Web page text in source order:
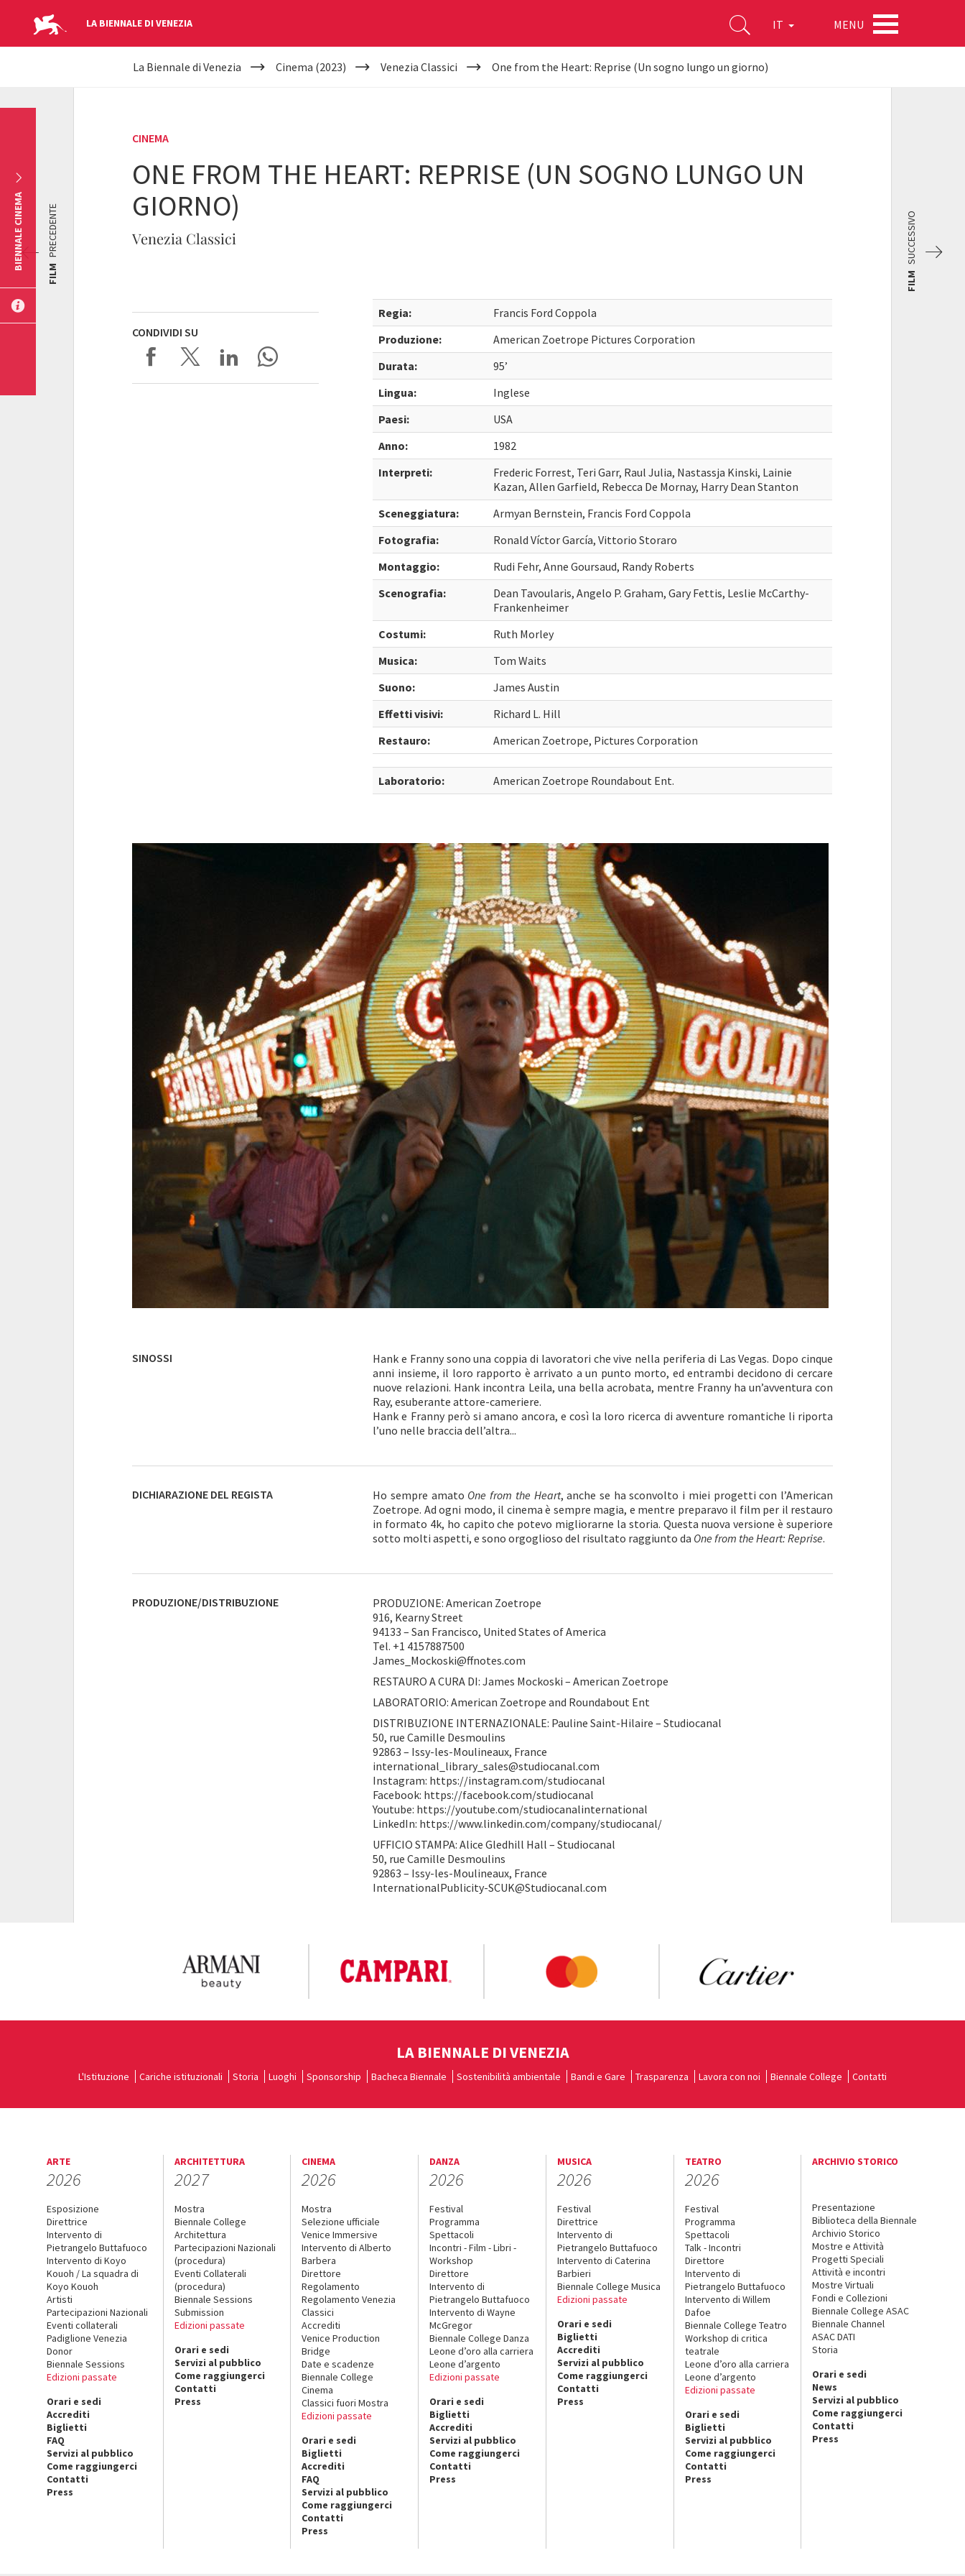
LA BIENNALE DI VENEZIA IT MENU
YOUR
La Biennale di Venezia Cinema (2023) Venezia Classici One from the Heart: Reprise (Un sogno lungo un giorno)
CINEMA
ONE FROM THE HEART: REPRISE (UN SOGNO LUNGO UN
GIORNO)
Venezia Classici
CONDIVIDI SU
Regia:
Francis Ford Coppola
Produzione:
American Zoetrope Pictures Corporation
Durata:
95’
Lingua:
Inglese
Paesi:
USA
Anno:
1982
Interpreti:
Frederic Forrest, Teri Garr, Raul Julia, Nastassja Kinski, Lainie
Kazan, Allen Garfield, Rebecca De Mornay, Harry Dean Stanton
Sceneggiatura:
Armyan Bernstein, Francis Ford Coppola
Fotografia:
Ronald Víctor García, Vittorio Storaro
Montaggio:
Rudi Fehr, Anne Goursaud, Randy Roberts
Scenografia:
Dean Tavoularis, Angelo P. Graham, Gary Fettis, Leslie McCarthy-
Frankenheimer
Costumi:
Ruth Morley
Musica:
Tom Waits
Suono:
James Austin
Effetti visivi:
Richard L. Hill
Restauro:
American Zoetrope, Pictures Corporation
Laboratorio: American Zoetrope Roundabout Ent.
FILM
SUCCESSIVO
FILM
PRECEDENTE
SINOSSI
Hank e Franny sono una coppia di lavoratori che vive nella periferia di Las Vegas. Dopo cinque
anni insieme, il loro rapporto è arrivato a un punto morto, ed entrambi decidono di cercare
nuove relazioni. Hank incontra Leila, una bella acrobata, mentre Franny ha un’avventura con
Ray, esuberante attore-cameriere.
Hank e Franny però si amano ancora, e così la loro ricerca di avventure romantiche li riporta
l’uno nelle braccia dell’altra...
DICHIARAZIONE DEL REGISTA Ho sempre amato One from the Heart, anche se ha sconvolto i miei progetti con l’American
Zoetrope. Ad ogni modo, il cinema è sempre magia, e mentre preparavo il film per il restauro
in formato 4k, ho capito che potevo migliorarne la storia. Questa nuova versione è superiore
sotto molti aspetti, e sono orgoglioso del risultato raggiunto da One from the Heart: Reprise.
PRODUZIONE/DISTRIBUZIONE
PRODUZIONE: American Zoetrope
916, Kearny Street
94133 – San Francisco, United States of America
Tel. +1 4157887500
James_Mockoski@ffnotes.com
RESTAURO A CURA DI: James Mockoski – American Zoetrope
LABORATORIO: American Zoetrope and Roundabout Ent
DISTRIBUZIONE INTERNAZIONALE: Pauline Saint-Hilaire – Studiocanal
50, rue Camille Desmoulins
92863 – Issy-les-Moulineaux, France
international_library_sales@studiocanal.com
Instagram: https://instagram.com/studiocanal
Facebook: https://facebook.com/studiocanal
Youtube: https://youtube.com/studiocanalinternational
LinkedIn: https://www.linkedin.com/company/studiocanal/
UFFICIO STAMPA: Alice Gledhill Hall – Studiocanal
50, rue Camille Desmoulins
92863 – Issy-les-Moulineaux, France
InternationalPublicity-SCUK@Studiocanal.com
BIENNALE CINEMA
LA BIENNALE DI VENEZIA
L'Istituzione Cariche istituzionali Storia Luoghi Sponsorship Bacheca Biennale Sostenibilità ambientale Bandi e Gare Trasparenza Lavora con noi Biennale College Contatti
ARTE
2026
Esposizione
Direttrice
Intervento di
Pietrangelo Buttafuoco
Intervento di Koyo
Kouoh / La squadra di
Koyo Kouoh
Artisti
Partecipazioni Nazionali
Eventi collaterali
Padiglione Venezia
Donor
Biennale Sessions
Edizioni passate
Orari e sedi
Accrediti
Biglietti
FAQ
Servizi al pubblico
Come raggiungerci
Contatti
Press
ARCHITETTURA
2027
Mostra
Biennale College
Architettura
Partecipazioni Nazionali
(procedura)
Eventi Collaterali
(procedura)
Biennale Sessions
Submission
Edizioni passate
Orari e sedi
Servizi al pubblico
Come raggiungerci
Contatti
Press
CINEMA
2026
Mostra
Selezione ufficiale
Venice Immersive
Intervento di Alberto
Barbera
Direttore
Regolamento
Regolamento Venezia
Classici
Accrediti
Venice Production
Bridge
Date e scadenze
Biennale College
Cinema
Classici fuori Mostra
Edizioni passate
Orari e sedi
Biglietti
Accrediti
FAQ
Servizi al pubblico
Come raggiungerci
Contatti
Press
DANZA
2026
Festival
Programma
Spettacoli
Incontri - Film - Libri -
Workshop
Direttore
Intervento di
Pietrangelo Buttafuoco
Intervento di Wayne
McGregor
Biennale College Danza
Leone d’oro alla carriera
Leone d’argento
Edizioni passate
Orari e sedi
Biglietti
Accrediti
Servizi al pubblico
Come raggiungerci
Contatti
Press
MUSICA
2026
Festival
Direttrice
Intervento di
Pietrangelo Buttafuoco
Intervento di Caterina
Barbieri
Biennale College Musica
Edizioni passate
Orari e sedi
Biglietti
Accrediti
Servizi al pubblico
Come raggiungerci
Contatti
Press
TEATRO
2026
Festival
Programma
Spettacoli
Talk - Incontri
Direttore
Intervento di
Pietrangelo Buttafuoco
Intervento di Willem
Dafoe
Biennale College Teatro
Workshop di critica
teatrale
Leone d’oro alla carriera
Leone d’argento
Edizioni passate
Orari e sedi
Biglietti
Servizi al pubblico
Come raggiungerci
Contatti
Press
ARCHIVIO STORICO
Presentazione
Biblioteca della Biennale
Archivio Storico
Mostre e Attività
Progetti Speciali
Attività e incontri
Mostre Virtuali
Fondi e Collezioni
Biennale College ASAC
Biennale Channel
ASAC DATI
Storia
Orari e sedi
News
Servizi al pubblico
Come raggiungerci
Contatti
Press